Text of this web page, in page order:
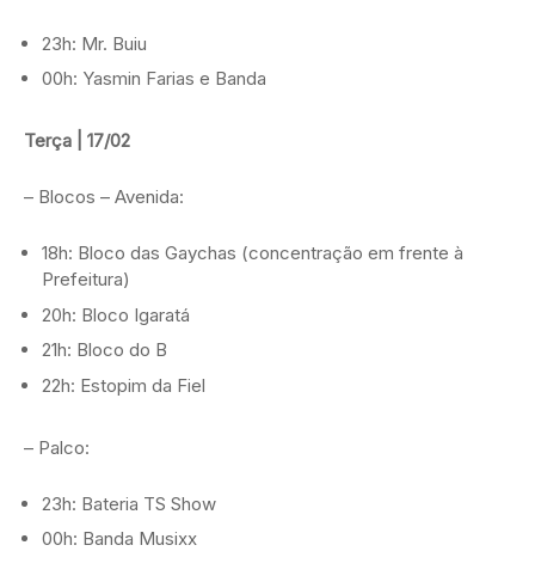
23h: Mr. Buiu
00h: Yasmin Farias e Banda
Terça | 17/02
– Blocos – Avenida:
18h: Bloco das Gaychas (concentração em frente à
Prefeitura)
20h: Bloco Igaratá
21h: Bloco do B
22h: Estopim da Fiel
– Palco:
23h: Bateria TS Show
00h: Banda Musixx